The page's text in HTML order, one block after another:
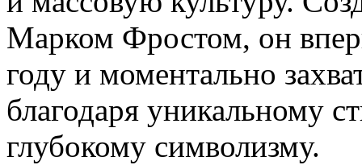
Марком Фростом, он
году и моментально
благодаря уникальному
глубокому символизму.